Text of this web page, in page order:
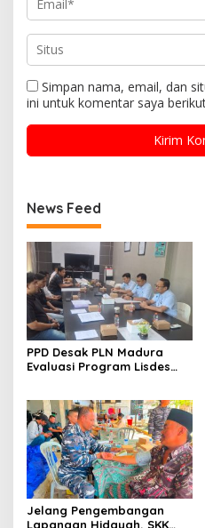
Simpan nama, email, dan
ini untuk komentar saya
News Feed
PPD Desak PLN Madura
Evaluasi Program Lisdes
Jelang Pengembangan
Lapangan Hidayah, SKK